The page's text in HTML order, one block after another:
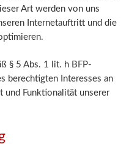
Art werden von uns
Internetauftritt und die
§ 5 Abs. 1 lit. h BFP-
berechtigten Interesses an
und Funktionalität unserer